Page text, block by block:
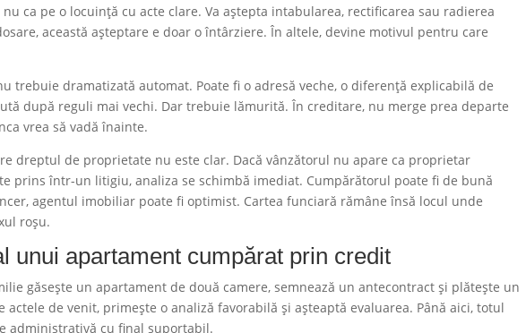
ca pe o locuință cu acte clare. Va aștepta intabularea, rectificarea sau radierea
această așteptare e doar o întârziere. În altele, devine motivul pentru care
trebuie dramatizată automat. Poate fi o adresă veche, o diferență explicabilă de
după reguli mai vechi. Dar trebuie lămurită. În creditare, nu merge prea departe
vrea să vadă înainte.
dreptul de proprietate nu este clar. Dacă vânzătorul nu apare ca proprietar
prins într-un litigiu, analiza se schimbă imediat. Cumpărătorul poate fi de bună
agentul imobiliar poate fi optimist. Cartea funciară rămâne însă locul unde
roșu.
unui apartament cumpărat prin credit
găsește un apartament de două camere, semnează un antecontract și plătește un
actele de venit, primește o analiză favorabilă și așteaptă evaluarea. Până aici, totul
administrativă cu final suportabil.